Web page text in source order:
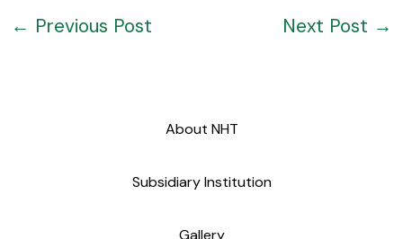
← Previous Post Next Post →
About NHT
Subsidiary Institution
Gallery